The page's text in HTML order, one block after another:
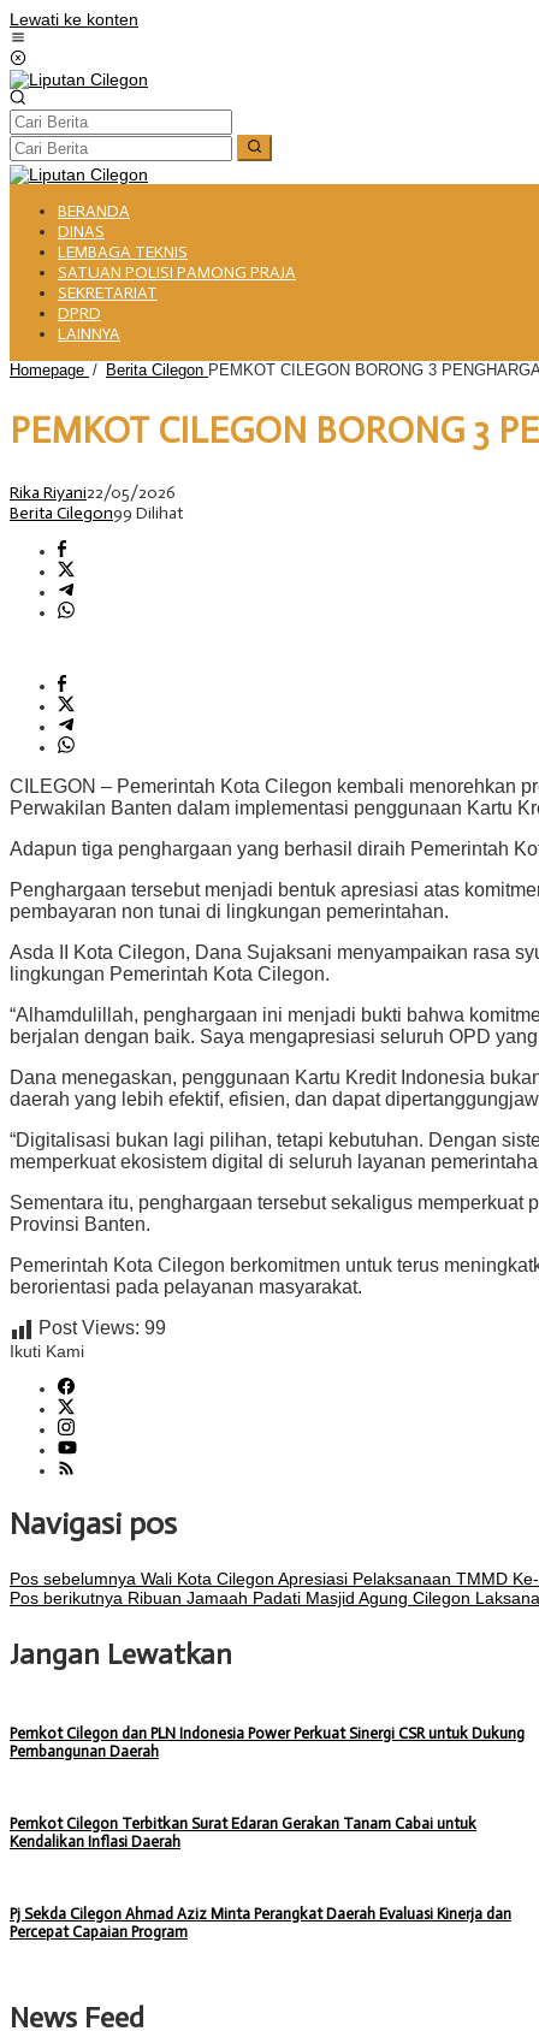
Lewati ke konten
BERANDA
DINAS
LEMBAGA TEKNIS
SATUAN POLISI PAMONG PRAJA
SEKRETARIAT
DPRD
LAINNYA
Homepage / Berita Cilegon PEMKOT CILEGON BORONG 3
PEMKOT CILEGON BORONG 3
Rika Riyani22/05/2026
Berita Cilegon99 Dilihat
CILEGON – Pemerintah Kota Cilegon kembali menorehkan
Perwakilan Banten dalam implementasi penggunaan Kartu
Adapun tiga penghargaan yang berhasil diraih Pemerintah
Penghargaan tersebut menjadi bentuk apresiasi atas
pembayaran non tunai di lingkungan pemerintahan.
Asda II Kota Cilegon, Dana Sujaksani menyampaikan rasa
lingkungan Pemerintah Kota Cilegon.
“Alhamdulillah, penghargaan ini menjadi bukti bahwa
berjalan dengan baik. Saya mengapresiasi seluruh OPD
Dana menegaskan, penggunaan Kartu Kredit Indonesia
daerah yang lebih efektif, efisien, dan dapat
“Digitalisasi bukan lagi pilihan, tetapi kebutuhan. Dengan
memperkuat ekosistem digital di seluruh layanan
Sementara itu, penghargaan tersebut sekaligus
Provinsi Banten.
Pemerintah Kota Cilegon berkomitmen untuk terus
berorientasi pada pelayanan masyarakat.
Post Views: 99
Ikuti Kami
Navigasi pos
Pos sebelumnya Wali Kota Cilegon Apresiasi Pelaksanaan TMMD
Pos berikutnya Ribuan Jamaah Padati Masjid Agung Cilegon
Jangan Lewatkan
Pemkot Cilegon dan PLN Indonesia Power Perkuat Sinergi CSR untuk Dukung
Pembangunan Daerah
Pemkot Cilegon Terbitkan Surat Edaran Gerakan Tanam Cabai untuk
Kendalikan Inflasi Daerah
Pj Sekda Cilegon Ahmad Aziz Minta Perangkat Daerah Evaluasi Kinerja dan
Percepat Capaian Program
News Feed